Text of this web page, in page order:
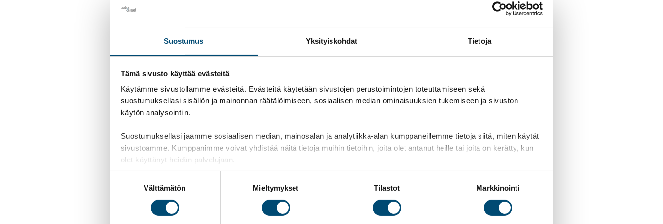
Suostumus Yksityiskohdat Tietoja
Tämä sivusto käyttää evästeitä
Käytämme sivustollamme evästeitä. Evästeitä käytetään sivustojen perustoimintojen toteuttamiseen sekä
suostumuksellasi sisällön ja mainonnan räätälöimiseen, sosiaalisen median ominaisuuksien tukemiseen ja sivuston
käytön analysointiin.
Suostumuksellasi jaamme sosiaalisen median, mainosalan ja analytiikka-alan kumppaneillemme tietoja siitä, miten käytät
sivustoamme. Kumppanimme voivat yhdistää näitä tietoja muihin tietoihin, joita olet antanut heille tai joita on kerätty, kun
olet käyttänyt heidän palvelujaan.
Välttämätön Mieltymykset Tilastot Markkinointi
Ville Törmänen
ville.tormanen (at) r-taso.fi
www.r-taso.fi
Tutustu R-tason ja TietoAkselin yhteistyöhön tarkemmin lukemalla
FacebookLinkedIn
Kopioi